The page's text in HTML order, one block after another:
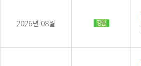
2026년 08월 강남